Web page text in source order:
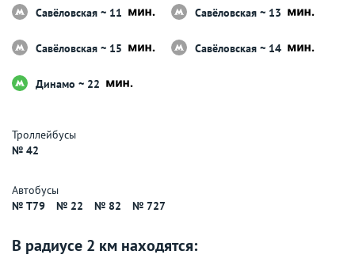
Савёловская ~ 11
Савёловская ~ 13
Савёловская ~ 15 Савёловская ~ 14
Динамо ~ 22
Троллейбусы
№ 42
Автобусы
№ Т79
№ 22 № 82 № 727
В радиусе 2 км находятся: